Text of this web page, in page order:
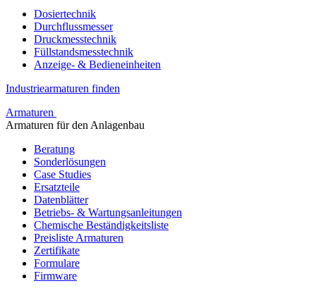
Dosiertechnik
Durchflussmesser
Druckmesstechnik
Füllstandsmesstechnik
Anzeige- & Bedieneinheiten
Industriearmaturen finden
Armaturen
Armaturen für den Anlagenbau
Beratung
Sonderlösungen
Case Studies
Ersatzteile
Datenblätter
Betriebs- & Wartungsanleitungen
Chemische Beständigkeitsliste
Preisliste Armaturen
Zertifikate
Formulare
Firmware